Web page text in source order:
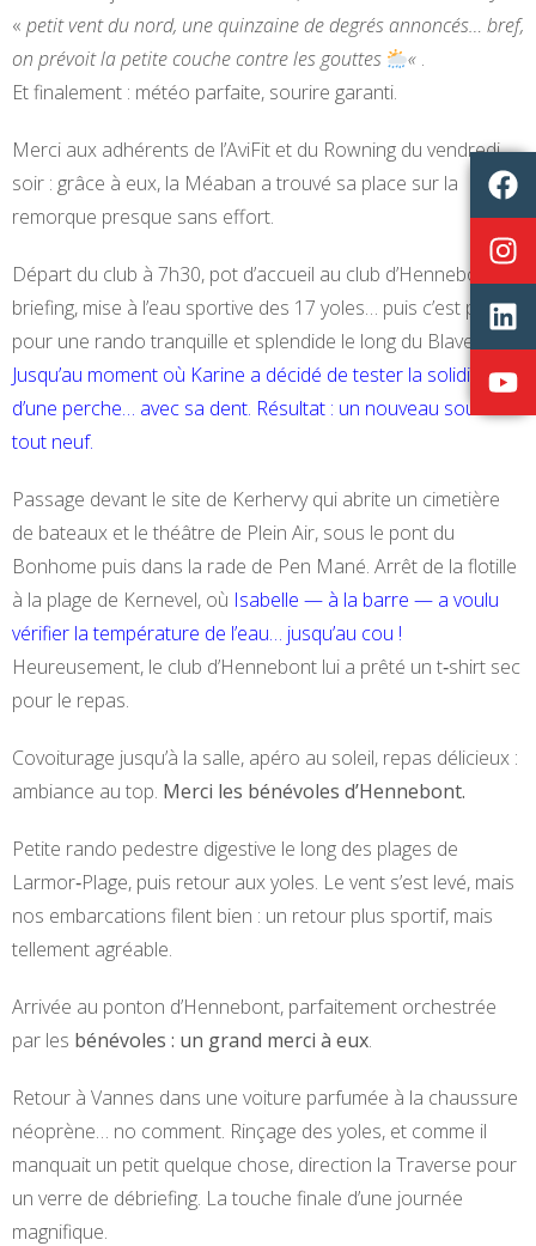
« petit vent du nord, une quinzaine de degrés annoncés… bref,
on prévoit la petite couche contre les gouttes
« .
Et finalement : météo parfaite, sourire garanti.
Merci aux adhérents de l’AviFit et du Rowning du vendredi
soir : grâce à eux, la Méaban a trouvé sa place sur la
remorque presque sans effort.
Départ du club à 7h30, pot d’accueil au club d’Hennebot,
briefing, mise à l’eau sportive des 17 yoles… puis c’est parti
pour une rando tranquille et splendide le long du Blavet.
Jusqu’au moment où Karine a décidé de tester la solidité
d’une perche… avec sa dent. Résultat : un nouveau sourire
tout neuf.
Passage devant le site de Kerhervy qui abrite un cimetière
de bateaux et le théâtre de Plein Air, sous le pont du
Bonhome puis dans la rade de Pen Mané. Arrêt de la flotille
à la plage de Kernevel, où Isabelle — à la barre — a voulu
vérifier la température de l’eau… jusqu’au cou !
Heureusement, le club d’Hennebont lui a prêté un t‑shirt sec
pour le repas.
Covoiturage jusqu’à la salle, apéro au soleil, repas délicieux :
ambiance au top. Merci les bénévoles d’Hennebont.
Petite rando pedestre digestive le long des plages de
Larmor‑Plage, puis retour aux yoles. Le vent s’est levé, mais
nos embarcations filent bien : un retour plus sportif, mais
tellement agréable.
Arrivée au ponton d’Hennebont, parfaitement orchestrée
par les bénévoles : un grand merci à eux.
Retour à Vannes dans une voiture parfumée à la chaussure
néoprène… no comment. Rinçage des yoles, et comme il
manquait un petit quelque chose, direction la Traverse pour
un verre de débriefing. La touche finale d’une journée
magnifique.